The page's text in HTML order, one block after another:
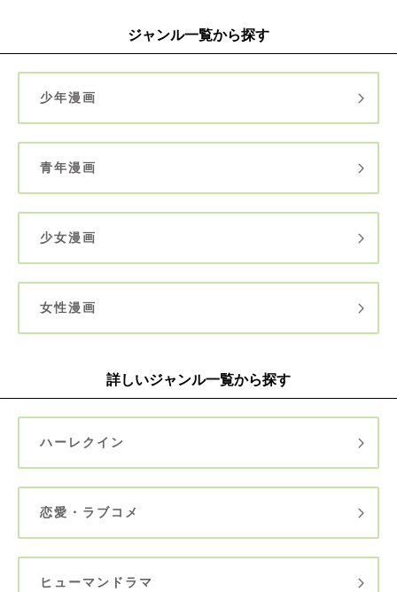
ジャンル一覧から探す
少年漫画
青年漫画
少女漫画
女性漫画
詳しいジャンル一覧から探す
ハーレクイン
恋愛・ラブコメ
ヒューマンドラマ